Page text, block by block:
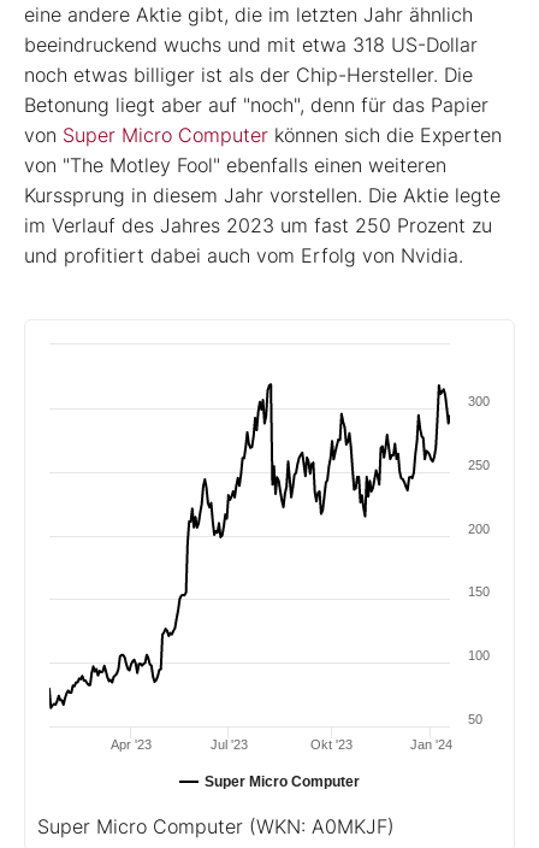
eine andere Aktie gibt, die im letzten Jahr ähnlich
beeindruckend wuchs und mit etwa 318 US-Dollar
noch etwas billiger ist als der Chip-Hersteller. Die
Betonung liegt aber auf "noch", denn für das Papier
von Super Micro Computer können sich die Experten
von "The Motley Fool" ebenfalls einen weiteren
Kurssprung in diesem Jahr vorstellen. Die Aktie legte
im Verlauf des Jahres 2023 um fast 250 Prozent zu
und profitiert dabei auch vom Erfolg von Nvidia.
Super Micro Computer
Jul '23 Jan '24
Apr '23 Okt '23
50
100
150
200
250
300
Super Micro Computer (WKN: A0MKJF)